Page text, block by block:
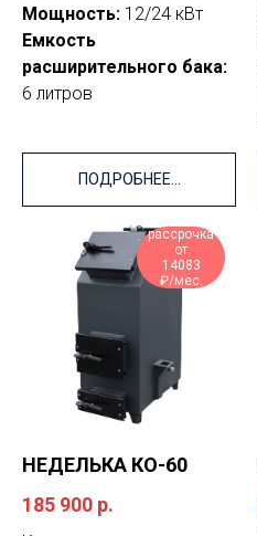
Мощность: 12/24 кВт
Емкость
расширительного бака:
6 литров
ПОДРОБНЕЕ...
рассрочка
от
14083
₽/мес.
НЕДЕЛЬКА КО-60
185 900 р.